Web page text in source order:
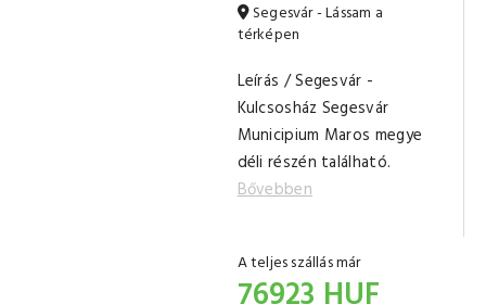
Segesvár - Lássam a
térképen
Leírás / Segesvár -
Kulcsosház Segesvár
Municipium Maros megye
déli részén található.
Bővebben
A teljes szállás már